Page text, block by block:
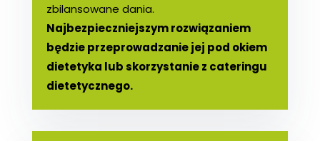
zbilansowane dania.
Najbezpieczniejszym rozwiązaniem
będzie przeprowadzanie jej pod okiem
dietetyka lub skorzystanie z cateringu
dietetycznego.